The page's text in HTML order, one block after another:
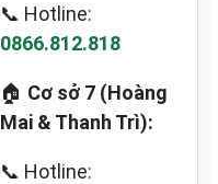
📞 Hotline:
0866.812.818
🏠 Cơ sở 7 (Hoàng
Mai & Thanh Trì):
📞 Hotline: